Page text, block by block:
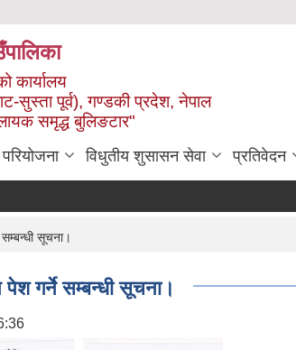
कार्यालय
सुस्ता पूर्व), गण्डकी प्रदेश, नेपाल
समृद्ध बुलिङटार"
विधुतीय शुसासन सेवा प्रतिवेदन
सूचना।
गर्ने सम्बन्धी सूचना।